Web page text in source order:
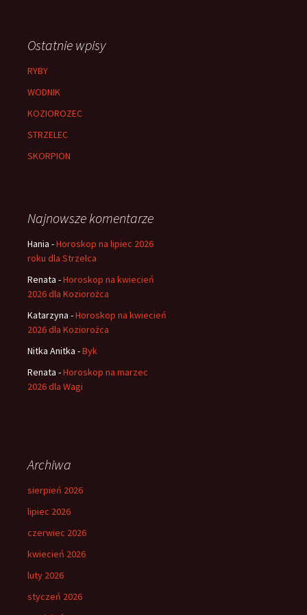
Ostatnie wpisy
RYBY
WODNIK
KOZIOROZEC
STRZELEC
SKORPION
Najnowsze komentarze
Hania -Horoskop na lipiec 2026
roku dla Strzelca
Renata -Horoskop na kwiecień
2026 dla Koziorożca
Katarzyna -Horoskop na kwiecień
2026 dla Koziorożca
Nitka Anitka -Byk
Renata -Horoskop na marzec
2026 dla Wagi
Archiwa
sierpień 2026
lipiec 2026
czerwiec 2026
kwiecień 2026
luty 2026
styczeń 2026